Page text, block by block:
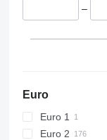
428
–
Euro
Euro 1
Euro 2